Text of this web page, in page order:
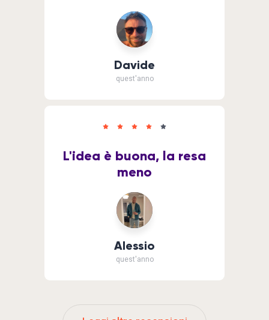
Davide
quest'anno
Alessio
quest'anno
L'idea è buona, la resa
meno